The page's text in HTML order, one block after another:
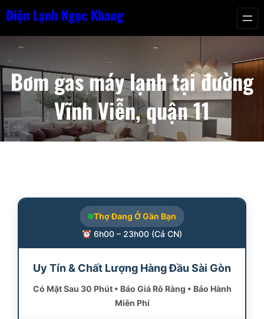
Chuyển
nội
dung
Điện Lạnh Ngọc Khang
Bơm gas máy lạnh tại đường
Vĩnh Viễn, quận 11
Thợ Đang Ở Gần Bạn
6h00 – 23h00 (Cả CN)
Uy Tín & Chất Lượng Hàng Đầu Sài Gòn
Có Mặt Sau 30 Phút • Báo Giá Rõ Ràng • Bảo Hành
Miễn Phí